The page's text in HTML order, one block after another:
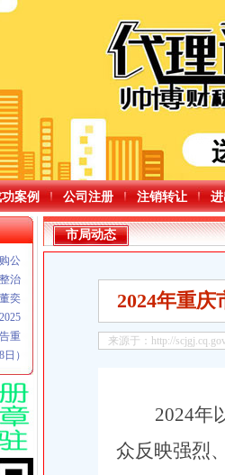
案例 公司注册 注销转让
公告
治行动，重庆公司减资规则暑期全方位提升
奕锋与农发行重庆市重庆公司减资代办分行
年考核招聘事业单位工作人员拟聘人员公
重庆这些变化太惊喜：鱼多了58种，非法捕
）
市局动态
2024年重
来源于：http://
2024年
众反映强烈